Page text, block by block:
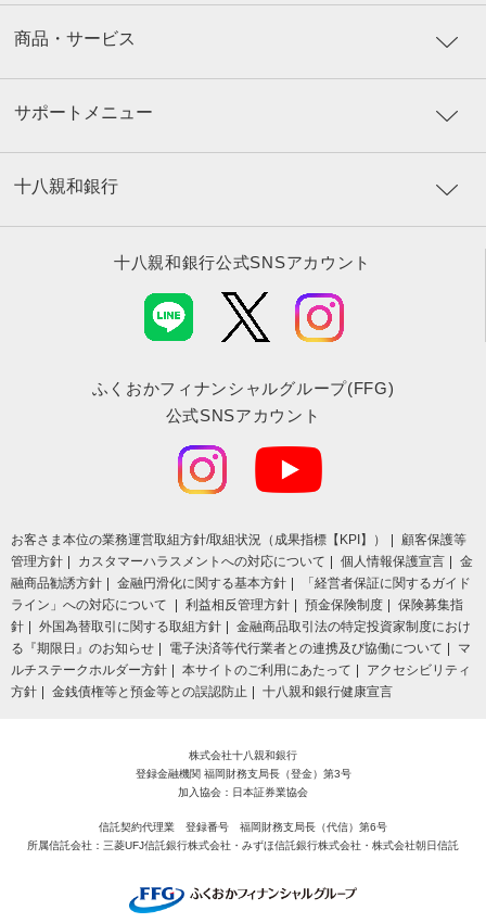
商品・サービス
サポートメニュー
十八親和銀行
十八親和銀行公式SNSアカウント
ふくおかフィナンシャルグループ(FFG)
公式SNSアカウント
お客さま本位の業務運営取組⽅針/取組状況（成果指標【KPI】）
顧客保護等
管理方針
カスタマーハラスメントへの対応について 個人情報保護宣言
金
融商品勧誘方針
金融円滑化に関する基本方針
「経営者保証に関するガイド
ライン」への対応について
利益相反管理方針 預金保険制度
保険募集指
針
外国為替取引に関する取組方針
金融商品取引法の特定投資家制度におけ
る『期限日』のお知らせ
電子決済等代行業者との連携及び協働について
マ
ルチステークホルダー方針
本サイトのご利用にあたって
アクセシビリティ
方針
金銭債権等と預金等との誤認防止 十八親和銀行健康宣言
株式会社十八親和銀行
登録金融機関 福岡財務支局長（登金）第3号
加入協会：日本証券業協会
信託契約代理業 登録番号 福岡財務支局長（代信）第6号
所属信託会社：三菱UFJ信託銀行株式会社・みずほ信託銀行株式会社・株式会社朝日信託